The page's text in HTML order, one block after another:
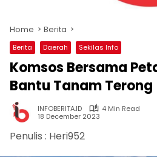
Home Berita
Berita Daerah Sekilas Info
Komsos Bersama
Bantu Tanam Terong
INFOBERITA.ID
4 Min Read
18 December 2023
Penulis : Heri952